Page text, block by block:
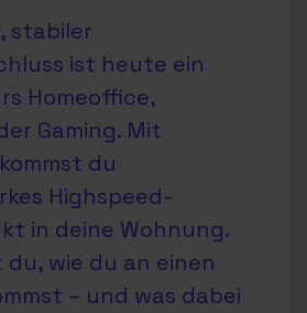
stabiler
ist heute ein
Homeoffice,
Gaming. Mit
du
Highspeed-
in deine Wohnung.
wie du an einen
– und was dabei